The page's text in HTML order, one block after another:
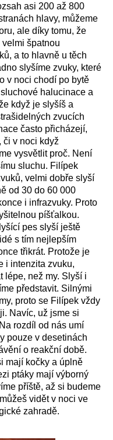
asi 200 až 800
hlavy, můžeme
ale díky tomu, že
špatnou
a to hlavně u těch
slyšíme zvuky, které
v noci chodí po bytě
halucinace a
když je slyšíš a
zvucích
často přicházejí,
či v noci když
vysvětlit proč. Není
sluchu. Filípek
velmi dobře slyší
od 30 do 60 000
i infrazvuky. Proto
píšťalkou.
pes slyší ještě
s tím nejlepším
třikrát. Protože je
i intenzita zvuku,
lépe, než my. Slyší i
představit. Silnými
proto se Filípek vždy
Navíc, už jsme si
rozdíl od nás umí
pouze v desetinách
o reakční době.
mají kočky a úplně
ptáky mají výborný
příště, až si budeme
vidět v noci ve
zahradě.